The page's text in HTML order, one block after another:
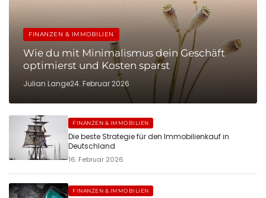
FINANZEN & IMMOBILIEN
Wie du mit Minimalismus dein Geschäft
optimierst und Kosten sparst
Julian Lange24. Februar 2026
FINANZEN & IMMOBILIEN
Die beste Strategie für den Immobilienkauf in
Deutschland
16. Februar 2026
FINANZEN & IMMOBILIEN